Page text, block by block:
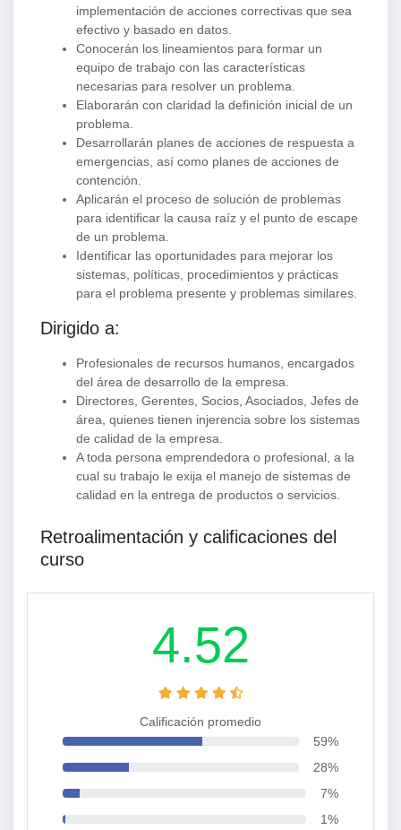
implementación de acciones correctivas que sea
efectivo y basado en datos.
Conocerán los lineamientos para formar un
equipo de trabajo con las características
necesarias para resolver un problema.
Elaborarán con claridad la definición inicial de un
problema.
Desarrollarán planes de acciones de respuesta a
emergencias, así como planes de acciones de
contención.
Aplicarán el proceso de solución de problemas
para identificar la causa raíz y el punto de escape
de un problema.
Identificar las oportunidades para mejorar los
sistemas, políticas, procedimientos y prácticas
para el problema presente y problemas similares.
Dirigido a:
Profesionales de recursos humanos, encargados
del área de desarrollo de la empresa.
Directores, Gerentes, Socios, Asociados, Jefes de
área, quienes tienen injerencia sobre los sistemas
de calidad de la empresa.
A toda persona emprendedora o profesional, a la
cual su trabajo le exija el manejo de sistemas de
calidad en la entrega de productos o servicios.
Retroalimentación y calificaciones del
curso
4.52
Calificación promedio
59%
28%
7%
1%